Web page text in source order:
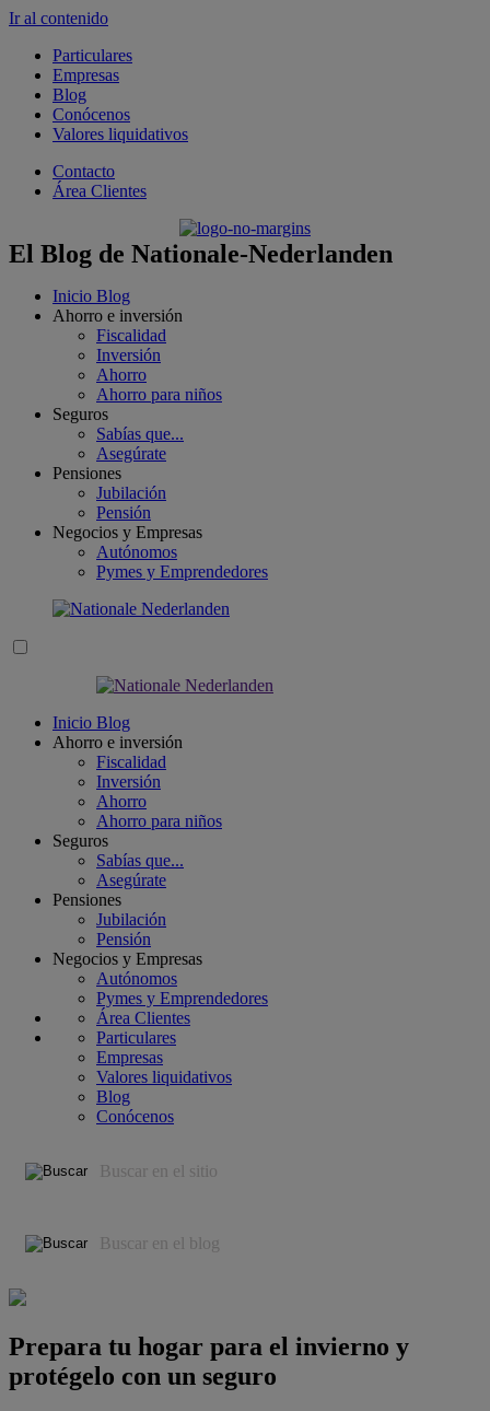
Ir al contenido
Particulares
Empresas
Blog
Conócenos
Valores liquidativos
Contacto
Área Clientes
El Blog de Nationale-Nederlanden
Inicio Blog
Ahorro e inversión
Fiscalidad
Inversión
Ahorro
Ahorro para niños
Seguros
Sabías que...
Asegúrate
Pensiones
Jubilación
Pensión
Negocios y Empresas
Autónomos
Pymes y Emprendedores
Inicio Blog
Ahorro e inversión
Fiscalidad
Inversión
Ahorro
Ahorro para niños
Seguros
Sabías que...
Asegúrate
Pensiones
Jubilación
Pensión
Negocios y Empresas
Autónomos
Pymes y Emprendedores
Área Clientes
Particulares
Empresas
Valores liquidativos
Blog
Conócenos
Prepara tu hogar para el invierno y
protégelo con un seguro